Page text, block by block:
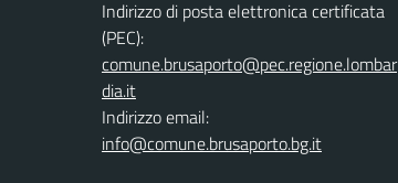
Indirizzo di posta elettronica certificata
(PEC):
comune.brusaporto@pec.regione.lombar
dia.it
Indirizzo email:
info@comune.brusaporto.bg.it